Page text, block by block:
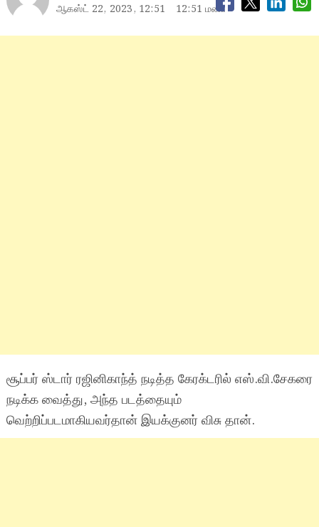
ஆகஸ்ட் 22, 2023, 12:51 12:51 மணி
சூப்பர் ஸ்டார் ரஜினிகாந்த் நடித்த கேரக்டரில் எஸ்.வி.சேகரை
நடிக்க வைத்து, அந்த படத்தையும்
வெற்றிப்படமாகியவர்தான் இயக்குனர் விசு தான்.